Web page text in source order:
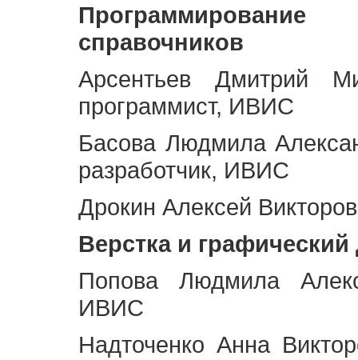
Программирование
справочников
Арсентьев Дмитрий
программист, ИВИС
Басова Людмила
разработчик, ИВИС
Дрокин Алексей
Верстка и графический
Попова Людмила
ИВИС
Надточенко Анна